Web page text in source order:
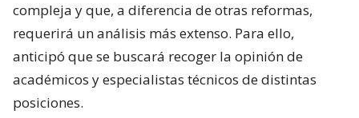
compleja y que, a diferencia de otras reformas,
requerirá un análisis más extenso. Para ello,
anticipó que se buscará recoger la opinión de
académicos y especialistas técnicos de distintas
posiciones.